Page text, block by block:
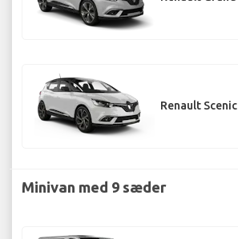
Renault Scenic
Minivan med 9 sæder